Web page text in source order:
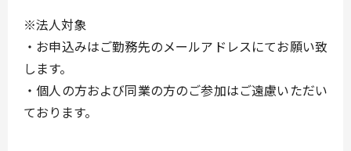
※法人対象
・お申込みはご勤務先のメールアドレスにてお願い致
します。
・個人の方および同業の方のご参加はご遠慮いただい
ております。